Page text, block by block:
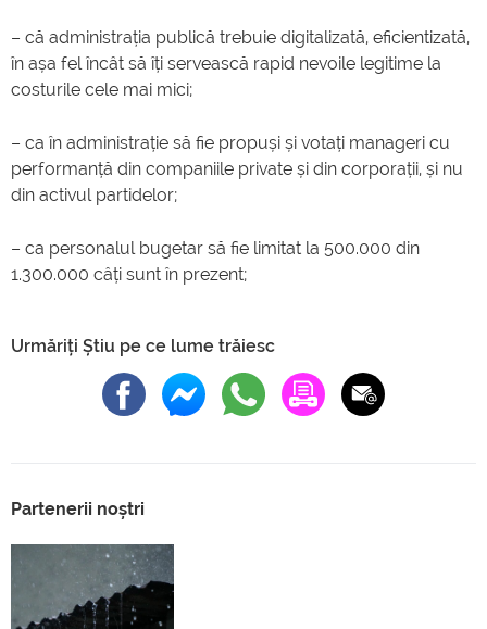
– că administrația publică trebuie digitalizată, eficientizată,
în așa fel încât să îți servească rapid nevoile legitime la
costurile cele mai mici;
– ca în administrație să fie propuși și votați manageri cu
performanță din companiile private și din corporații, și nu
din activul partidelor;
– ca personalul bugetar să fie limitat la 500.000 din
1.300.000 câți sunt în prezent;
Urmăriți Știu pe ce lume trăiesc
Partenerii noștri